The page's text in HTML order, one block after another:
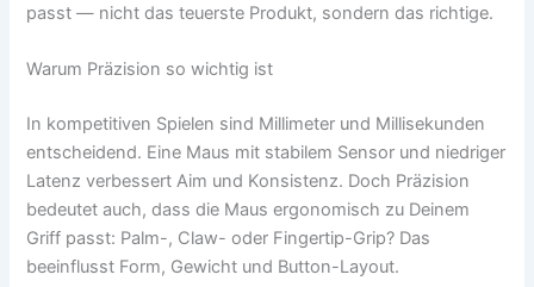
passt — nicht das teuerste Produkt, sondern das richtige.
Warum Präzision so wichtig ist
In kompetitiven Spielen sind Millimeter und Millisekunden
entscheidend. Eine Maus mit stabilem Sensor und niedriger
Latenz verbessert Aim und Konsistenz. Doch Präzision
bedeutet auch, dass die Maus ergonomisch zu Deinem
Griff passt: Palm-, Claw- oder Fingertip-Grip? Das
beeinflusst Form, Gewicht und Button-Layout.